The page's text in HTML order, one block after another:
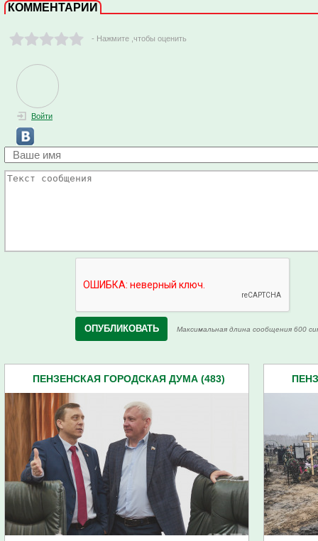
КОММЕНТАРИИ
- Нажмите ,чтобы оценить
Войти
Максимальная длина сообщения 600
ПЕНЗЕНСКАЯ ГОРОДСКАЯ ДУМА (483)